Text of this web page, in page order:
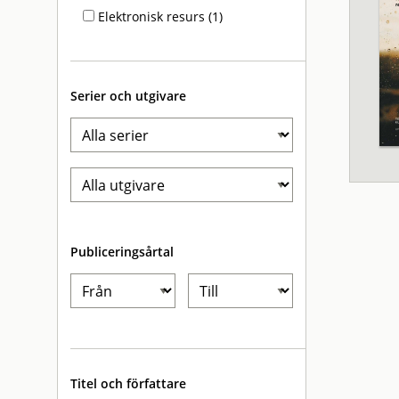
Elektronisk resurs (1)
Serier och utgivare
Publiceringsårtal
Titel och författare